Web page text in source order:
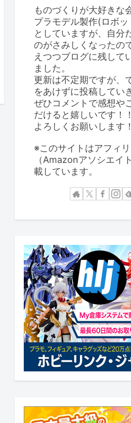
ものづくりが大好きな
プラモデル製作(ロボ
としていますが、自分
のがさみしくなったの
えつつブログに残して
ました。
更新は不定期ですが、
をあけずに投稿してい
ぜひコメントで感想や
だけると嬉しいです！！
よろしくお願いします
※このサイトはアフィ
（Amazonアソシエイ
載しています。